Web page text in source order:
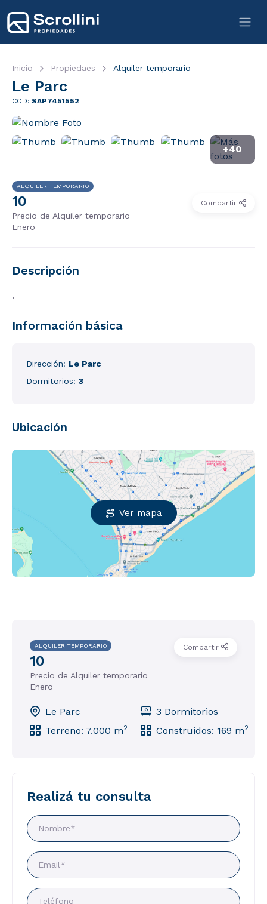
Inicio Propiedaes Alquiler temporario
+40
Le Parc
COD: SAP7451552
ALQUILER TEMPORARIO
10
Precio de Alquiler temporario
Enero
Compartir
Descripción
.
Información básica
Dirección: Le Parc
Dormitorios: 3
Ubicación
Ver mapa
ALQUILER TEMPORARIO
10
Precio de Alquiler temporario
Enero
Compartir
Le Parc
3 Dormitorios
Terreno: 7.000 m2 Construidos: 169 m2
Realizá tu consulta